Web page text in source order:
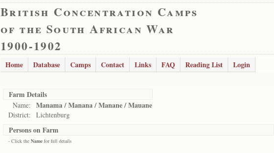
British Concentration Camps
of the South African War
1900-1902
Home Database Camps Contact Links FAQ Reading List Login
Farm Details
Name: Manama / Manana / Manane / Mauane
District: Lichtenburg
Persons on Farm
- Click the Name for full details